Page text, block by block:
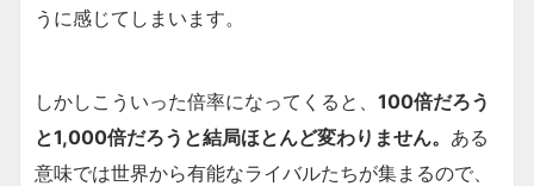
うに感じてしまいます。
しかしこういった倍率になってくると、 100倍だろう
と1,000倍だろうと結局ほとんど変わりません。 ある
意味では世界から有能なライバルたちが集まるので、